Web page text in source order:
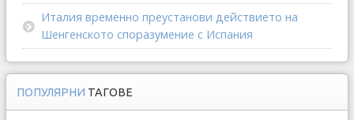
Италия временно преустанови действието на
Шенгенското споразумение с Испания
ПОПУЛЯРНИ ТАГОВЕ